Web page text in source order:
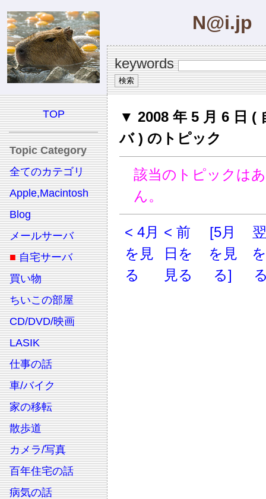
N@i.jp
keywords
TOP
Topic Category
全てのカテゴリ
Apple,Macintosh
Blog
メールサーバ
■ 自宅サーバ
買い物
ちいこの部屋
CD/DVD/映画
LASIK
仕事の話
車/バイク
家の移転
散歩道
カメラ/写真
百年住宅の話
病気の話
▼ 2008 年 5 月 6 日 (
バ ) のトピック
該当のトピックは
ん。
< 4月
を見
る
< 前
日を
見る
[5月
を見
る]